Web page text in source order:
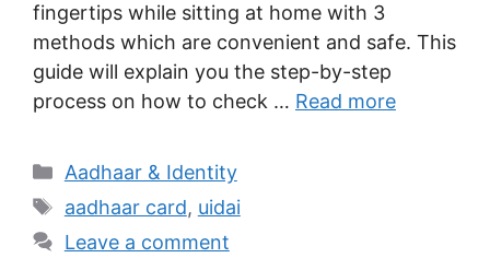
fingertips while sitting at home with 3
methods which are convenient and safe. This
guide will explain you the step-by-step
process on how to check … Read more
Categories
Aadhaar & Identity
Tags
aadhaar card, uidai
Leave a comment